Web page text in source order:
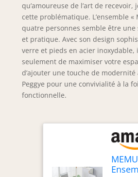
qu’amoureuse de l’art de recevoir,
cette problématique. L’ensemble «
quatre personnes semble être une
et pratique. Avec son design
verre et pieds en acier inoxydable,
seulement de maximiser votre
d’ajouter une touche de
Peggye pour une convivialité à la
fonctionnelle.